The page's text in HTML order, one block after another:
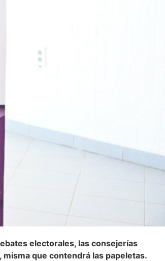
electorales, las consejerías
que contendrá las papeletas.